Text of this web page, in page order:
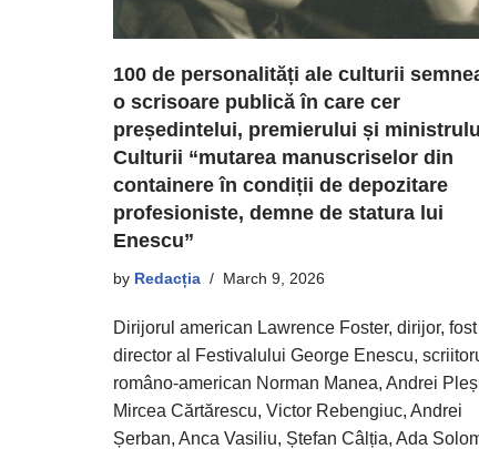
100 de personalități ale culturii
o scrisoare publică în care cer
președintelui, premierului și
Culturii “mutarea manuscriselor din
containere în condiții de depozitare
profesioniste, demne de statura lui
Enescu”
by Redacția March 9, 2026
Dirijorul american Lawrence Foster, dirijor, fost
director al Festivalului George Enescu,
româno-american Norman Manea, Andrei
Mircea Cărtărescu, Victor Rebengiuc, Andrei
Șerban, Anca Vasiliu, Ștefan Câlția, Ada